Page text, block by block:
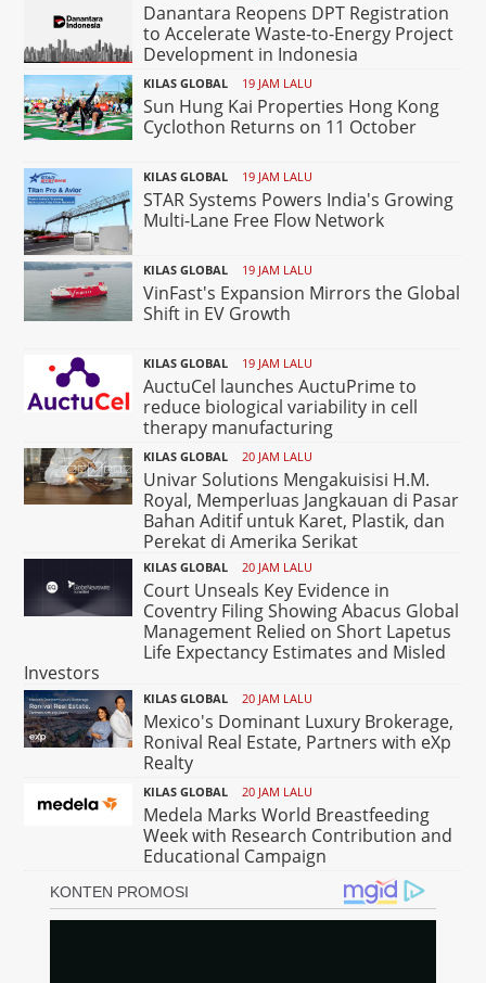
Danantara Reopens DPT Registration
to Accelerate Waste-to-Energy Project
Development in Indonesia
KILAS GLOBAL 19 JAM LALU
Sun Hung Kai Properties Hong Kong
Cyclothon Returns on 11 October
KILAS GLOBAL 19 JAM LALU
STAR Systems Powers India's Growing
Multi-Lane Free Flow Network
KILAS GLOBAL 19 JAM LALU
VinFast's Expansion Mirrors the Global
Shift in EV Growth
KILAS GLOBAL 19 JAM LALU
AuctuCel launches AuctuPrime to
reduce biological variability in cell
therapy manufacturing
KILAS GLOBAL 20 JAM LALU
Univar Solutions Mengakuisisi H.M.
Royal, Memperluas Jangkauan di Pasar
Bahan Aditif untuk Karet, Plastik, dan
Perekat di Amerika Serikat
KILAS GLOBAL 20 JAM LALU
Court Unseals Key Evidence in
Coventry Filing Showing Abacus Global
Management Relied on Short Lapetus
Life Expectancy Estimates and Misled
Investors
KILAS GLOBAL 20 JAM LALU
Mexico's Dominant Luxury Brokerage,
Ronival Real Estate, Partners with eXp
Realty
KILAS GLOBAL 20 JAM LALU
Medela Marks World Breastfeeding
Week with Research Contribution and
Educational Campaign